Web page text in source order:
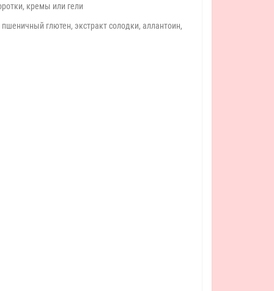
кремы или гели
глютен, экстракт солодки, аллантоин,